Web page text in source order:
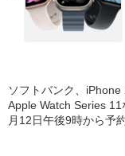
ソフトバンク、iPhone
Apple Watch Series
月12日午後9時から予